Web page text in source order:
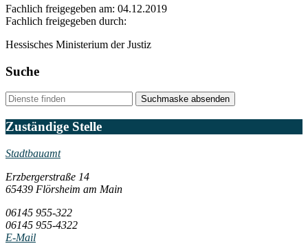
Fachlich freigegeben am: 04.12.2019
Fachlich freigegeben durch:
Hessisches Ministerium der Justiz
Suche
Suchmaske absenden
Zuständige Stelle
Stadtbauamt
Erzbergerstraße 14
65439 Flörsheim am Main
06145 955-322
06145 955-4322
E-Mail